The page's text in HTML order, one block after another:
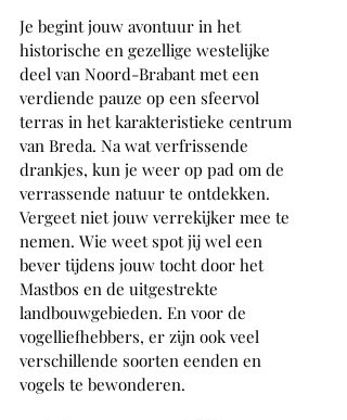
Je begint jouw avontuur in het
historische en gezellige westelijke
deel van Noord-Brabant met een
verdiende pauze op een sfeervol
terras in het karakteristieke centrum
van Breda. Na wat verfrissende
drankjes, kun je weer op pad om de
verrassende natuur te ontdekken.
Vergeet niet jouw verrekijker mee te
nemen. Wie weet spot jij wel een
bever tijdens jouw tocht door het
Mastbos en de uitgestrekte
landbouwgebieden. En voor de
vogelliefhebbers, er zijn ook veel
verschillende soorten eenden en
vogels te bewonderen.